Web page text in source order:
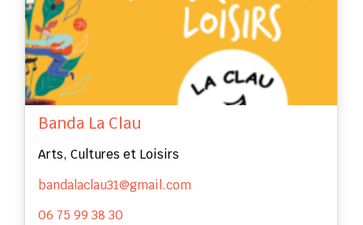
Banda La Clau
Arts, Cultures et Loisirs
bandalaclau31@gmail.com
06 75 99 38 30